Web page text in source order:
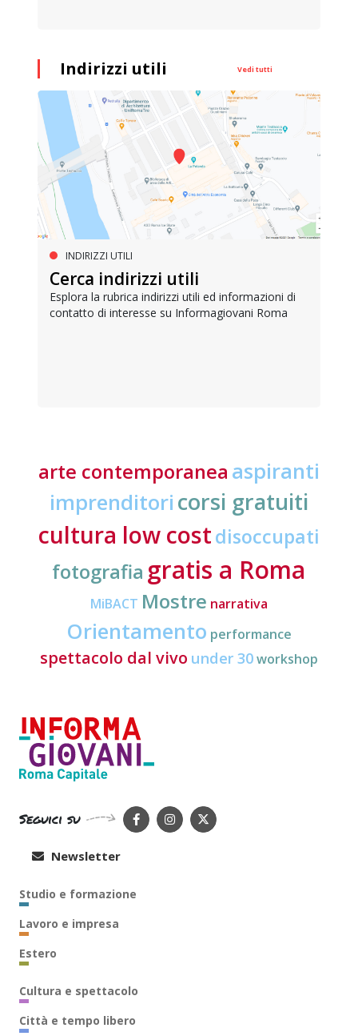
Indirizzi utili Vedi tutti
INDIRIZZI UTILI
Cerca indirizzi utili
Esplora la rubrica indirizzi utili ed informazioni di
contatto di interesse su Informagiovani Roma
arte contemporanea aspiranti
imprenditori corsi gratuiti
cultura low costdisoccupati
fotografia gratis a Roma
MiBACT Mostre narrativa
Orientamento performance
spettacolo dal vivo under 30workshop
Seguici su
Newsletter
Studio e formazione
Lavoro e impresa
Estero
Cultura e spettacolo
Città e tempo libero